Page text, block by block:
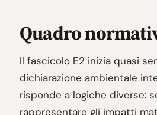
Quadro
Il fascicolo E2 inizia quasi
dichiarazione ambientale
risponde a logiche diverse:
rappresentare gli impatti